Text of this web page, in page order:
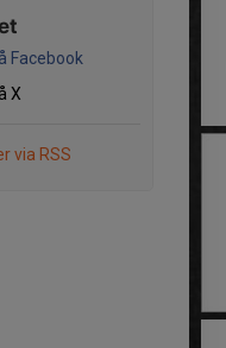
Facebook
X
via RSS